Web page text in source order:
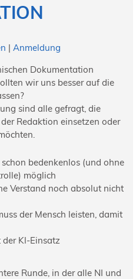
| Anmeldung
Dokumentation
wir uns besser auf die
sind alle gefragt, die
Redaktion einsetzen oder
bedenkenlos (und ohne
möglich
Verstand noch absolut nicht
der Mensch leisten, damit
KI-Einsatz
Runde, in der alle NI und